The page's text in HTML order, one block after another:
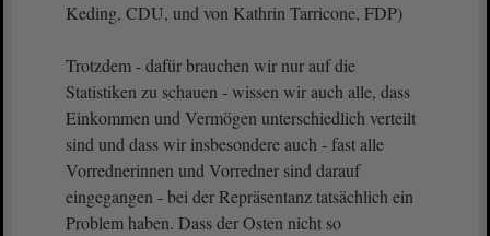
Keding, CDU, und von Kathrin Tarricone, FDP)
Trotzdem - dafür brauchen wir nur auf die
Statistiken zu schauen - wissen wir auch alle, dass
Einkommen und Vermögen unterschiedlich verteilt
sind und dass wir insbesondere auch - fast alle
Vorrednerinnen und Vorredner sind darauf
eingegangen - bei der Repräsentanz tatsächlich ein
Problem haben. Dass der Osten nicht so